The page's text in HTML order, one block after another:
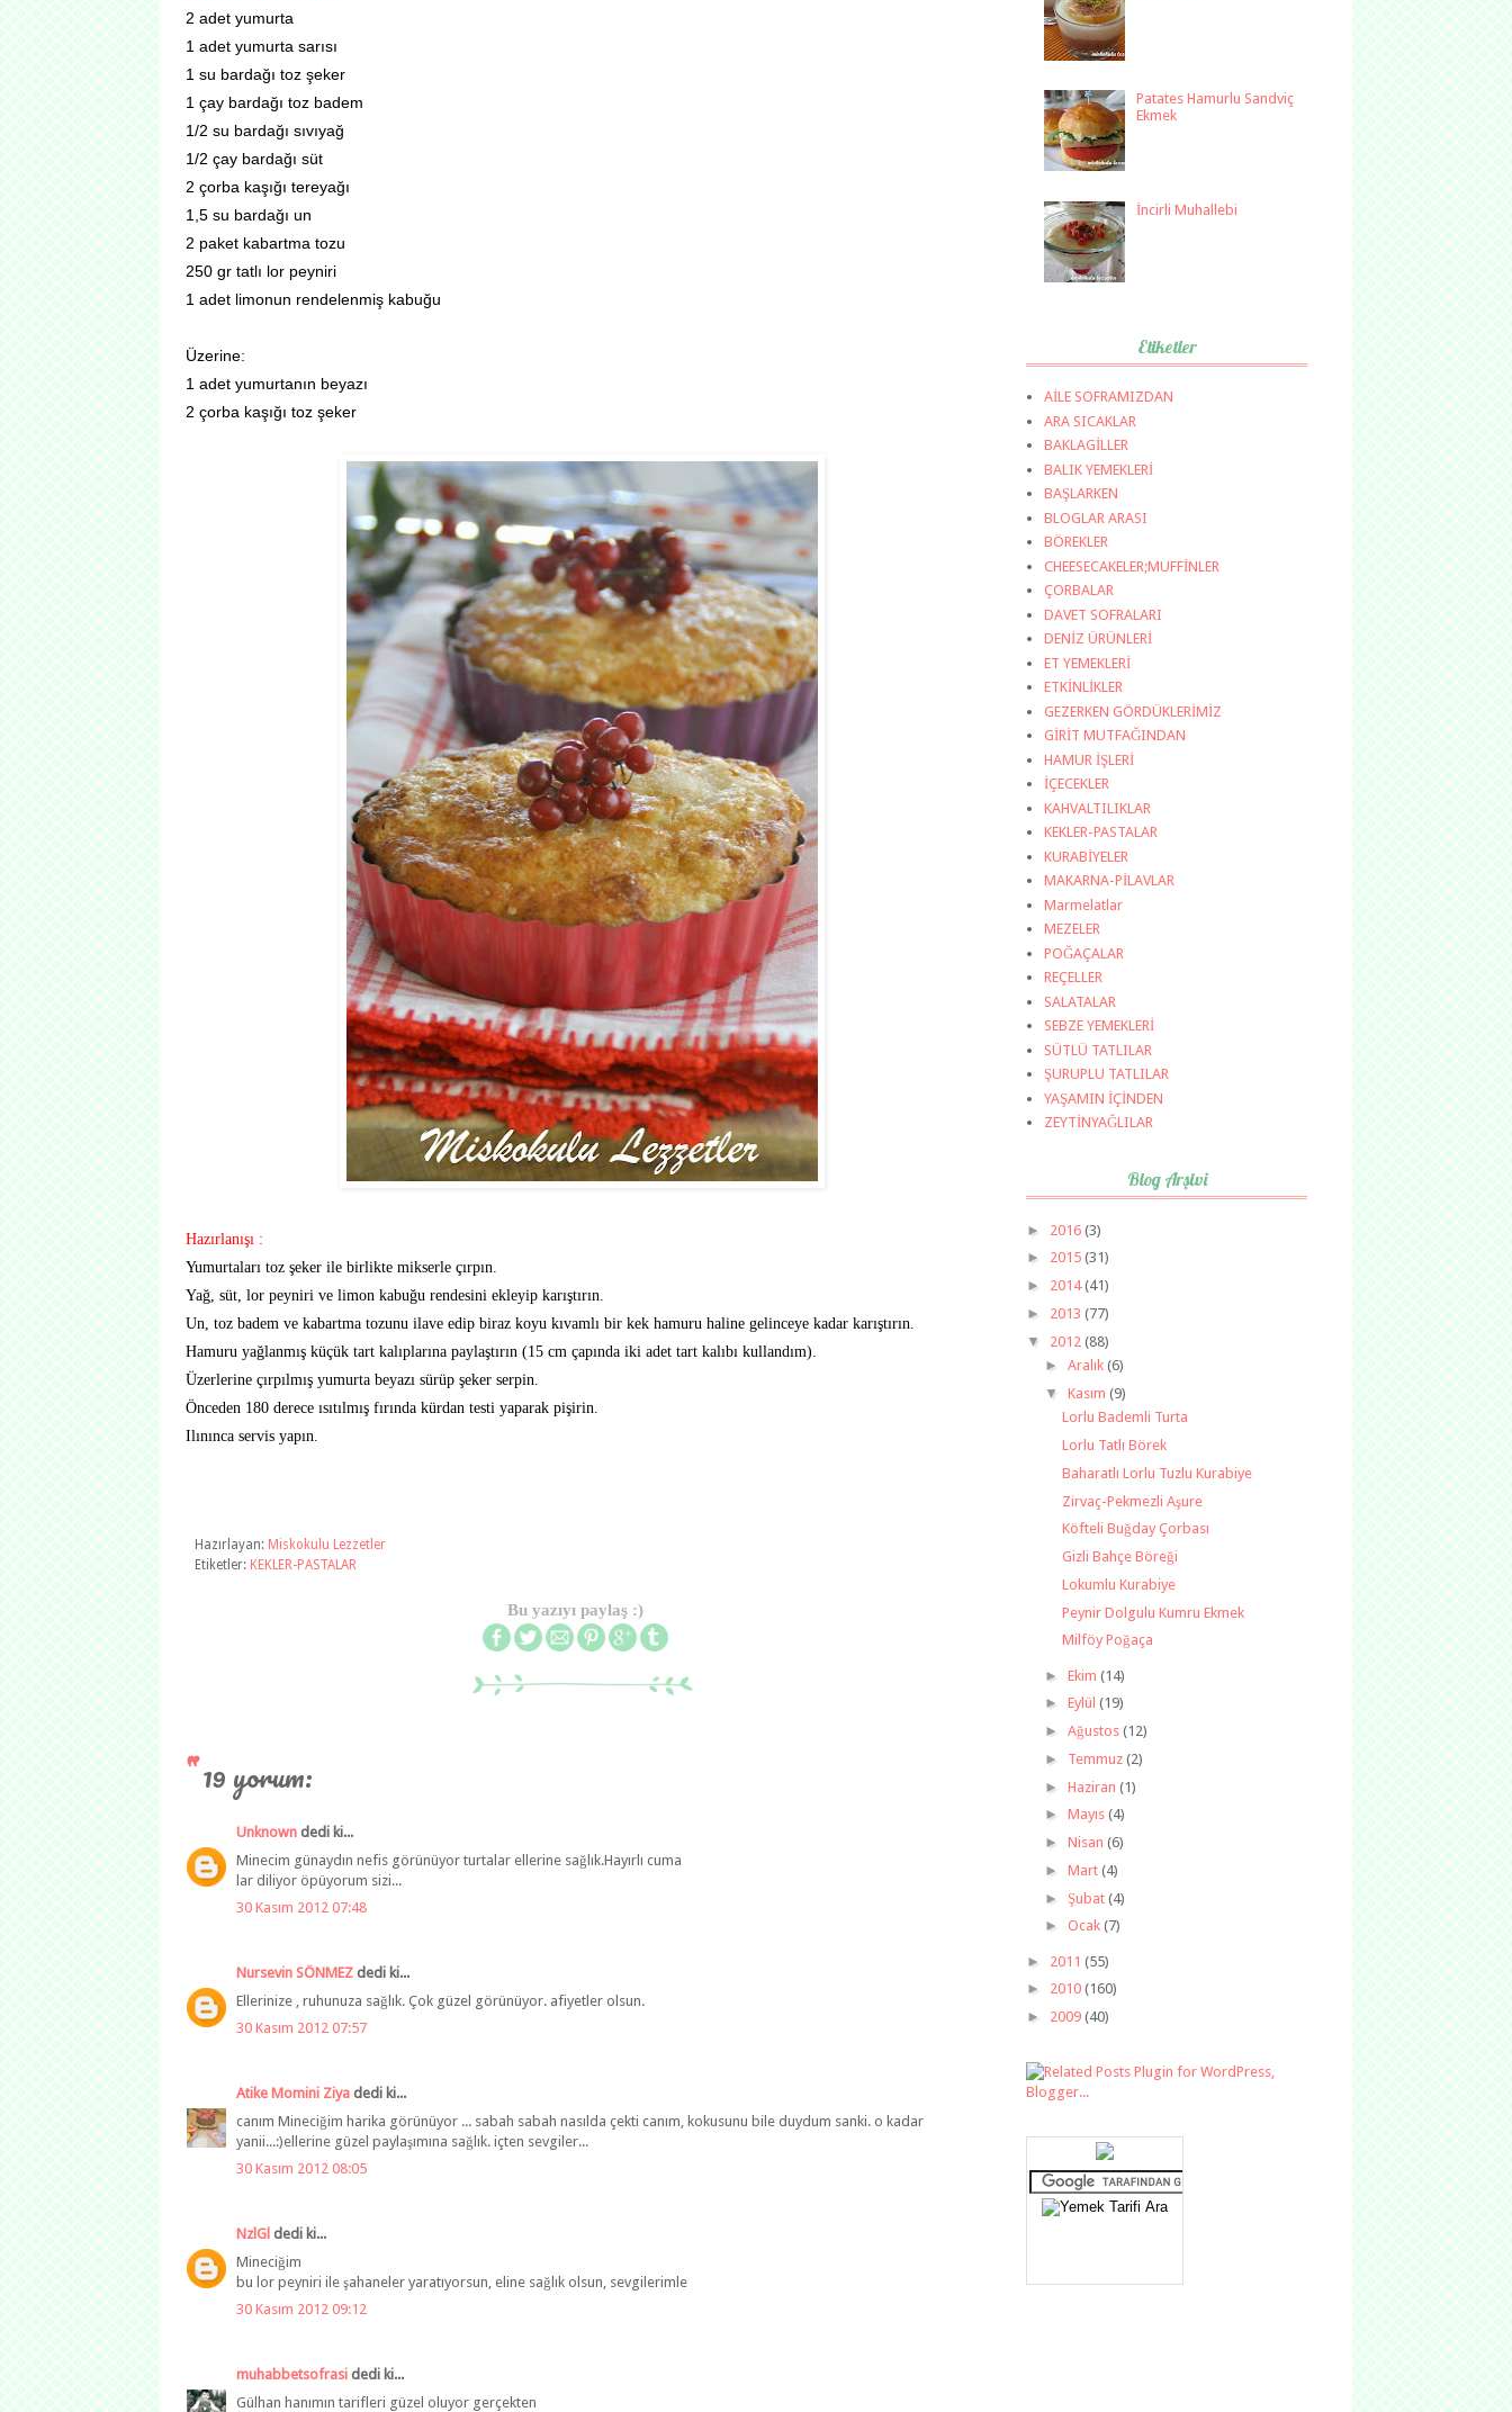
2 adet yumurta
1 adet yumurta sarısı
1 su bardağı toz şeker
1 çay bardağı toz badem
1/2 su bardağı sıvıyağ
1/2 çay bardağı süt
2 çorba kaşığı tereyağı
1,5 su bardağı un
2 paket kabartma tozu
250 gr tatlı lor peyniri
1 adet limonun rendelenmiş kabuğu
Üzerine:
1 adet yumurtanın beyazı
2 çorba kaşığı toz şeker
Hazırlanışı :
Yumurtaları toz şeker ile birlikte mikserle çırpın.
Yağ, süt, lor peyniri ve limon kabuğu rendesini ekleyip karıştırın.
Un, toz badem ve kabartma tozunu ilave edip biraz koyu kıvamlı bir kek hamuru haline gelinceye kadar karıştırın.
Hamuru yağlanmış küçük tart kalıplarına paylaştırın (15 cm çapında iki adet tart kalıbı kullandım).
Üzerlerine çırpılmış yumurta beyazı sürüp şeker serpin.
Önceden 180 derece ısıtılmış fırında kürdan testi yaparak pişirin.
Ilınınca servis yapın.
Hazırlayan: Miskokulu Lezzetler
Etiketler: KEKLER-PASTALAR
Bu yazıyı paylaş :)
19 yorum:
Unknown dedi ki...
Minecim günaydın nefis görünüyor turtalar ellerine sağlık.Hayırlı cuma
lar diliyor öpüyorum sizi...
30 Kasım 2012 07:48
Nursevin SÖNMEZ dedi ki...
Ellerinize , ruhunuza sağlık. Çok güzel görünüyor. afiyetler olsun.
30 Kasım 2012 07:57
Atike Momini Ziya dedi ki...
canım Mineciğim harika görünüyor ... sabah sabah nasılda çekti canım, kokusunu bile duydum sanki. o kadar
yanii...:)ellerine güzel paylaşımına sağlık. içten sevgiler...
30 Kasım 2012 08:05
NzlGl dedi ki...
Mineciğim
bu lor peyniri ile şahaneler yaratıyorsun, eline sağlık olsun, sevgilerimle
30 Kasım 2012 09:12
muhabbetsofrasi dedi ki...
Gülhan hanımın tarifleri güzel oluyor gerçekten
Patates Hamurlu Sandviç
Ekmek
İncirli Muhallebi
Etiketler
AİLE SOFRAMIZDAN
ARA SICAKLAR
BAKLAGİLLER
BALIK YEMEKLERİ
BAŞLARKEN
BLOGLAR ARASI
BÖREKLER
CHEESECAKELER;MUFFİNLER
ÇORBALAR
DAVET SOFRALARI
DENİZ ÜRÜNLERİ
ET YEMEKLERİ
ETKİNLİKLER
GEZERKEN GÖRDÜKLERİMİZ
GİRİT MUTFAĞINDAN
HAMUR İŞLERİ
İÇECEKLER
KAHVALTILIKLAR
KEKLER-PASTALAR
KURABİYELER
MAKARNA-PİLAVLAR
Marmelatlar
MEZELER
POĞAÇALAR
REÇELLER
SALATALAR
SEBZE YEMEKLERİ
SÜTLÜ TATLILAR
ŞURUPLU TATLILAR
YAŞAMIN İÇİNDEN
ZEYTİNYAĞLILAR
Blog Arşivi
► 2016 (3)
► 2015 (31)
► 2014(41)
► 2013 (77)
▼ 2012 (88)
► Aralık (6)
▼ Kasım (9)
Lorlu Bademli Turta
Lorlu Tatlı Börek
Baharatlı Lorlu Tuzlu Kurabiye
Zirvaç-Pekmezli Aşure
Köfteli Buğday Çorbası
Gizli Bahçe Böreği
Lokumlu Kurabiye
Peynir Dolgulu Kumru Ekmek
Milföy Poğaça
► Ekim (14)
► Eylül (19)
► Ağustos (12)
► Temmuz (2)
► Haziran (1)
► Mayıs (4)
► Nisan (6)
► Mart (4)
► Şubat (4)
► Ocak (7)
► 2011 (55)
► 2010 (160)
► 2009 (40)